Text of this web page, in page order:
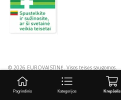
© 2026 EUROVAISTINĖ. Visos teisės saugomos.
Pagrindinis Kategorijos Krepšelis